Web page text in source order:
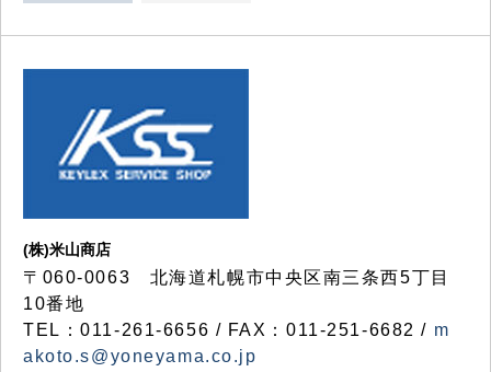
(株)米山商店
〒060-0063 北海道札幌市中央区南三条西5丁目
10番地
TEL：011-261-6656 / FAX：011-251-6682 / m
akoto.s@yoneyama.co.jp